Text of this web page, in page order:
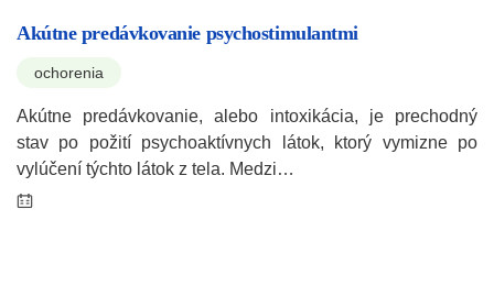
Akútne predávkovanie psychostimulantmi
ochorenia
Akútne predávkovanie, alebo intoxikácia, je prechodný
stav po požití psychoaktívnych látok, ktorý vymizne po
vylúčení týchto látok z tela. Medzi…